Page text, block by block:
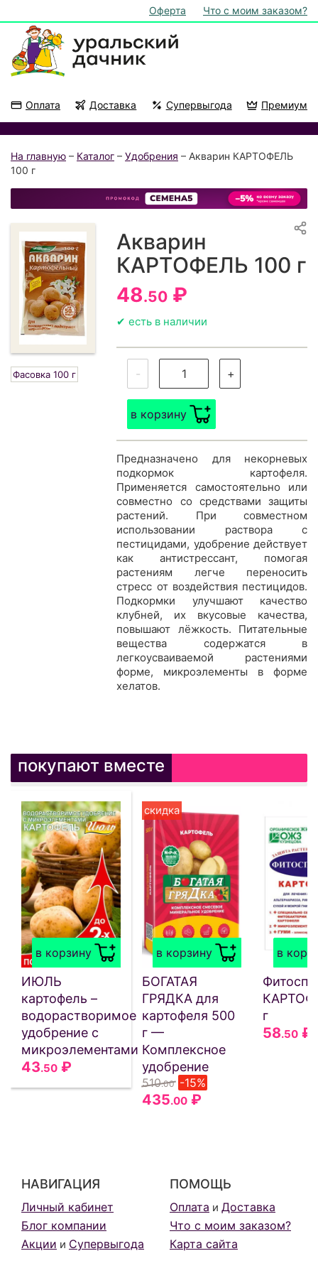
Оферта Что с моим заказом?
Оплата Доставка Супервыгода Премиум
На главную – Каталог – Удобрения – Акварин КАРТОФЕЛЬ
100 г
Фасовка 100 г
Акварин
КАРТОФЕЛЬ 100 г
48.50 ₽
✔ есть в наличии
- +
в корзину
Предназначено для некорневых
подкормок картофеля.
Применяется самостоятельно или
совместно со средствами защиты
растений. При совместном
использовании раствора с
пестицидами, удобрение действует
как антистрессант, помогая
растениям легче переносить
стресс от воздействия пестицидов.
Подкормки улучшают качество
клубней, их вкусовые качества,
повышают лёжкость. Питательные
вещества содержатся в
легкоусваиваемой растениями
форме, микроэлементы в форме
хелатов.
покупают вместе
в корзину
ИЮЛЬ
картофель –
водорастворимое
удобрение с
микроэлементами
43.50 ₽
в корзину
скидка
БОГАТАЯ
ГРЯДКА для
картофеля 500
г —
Комплексное
удобрение
510.00 -15%
435.00 ₽
в
г
58.50 ₽
НАВИГАЦИЯ
Личный кабинет
Блог компании
Акции и Супервыгода
ПОМОЩЬ
Оплата и Доставка
Что с моим заказом?
Карта сайта